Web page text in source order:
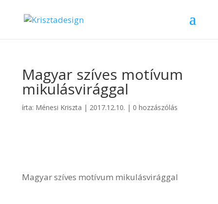
Magyar szíves motívum
mikulásvirággal
írta: Ménesi Kriszta | 2017.12.10. | 0 hozzászólás
Magyar szíves motívum mikulásvirággal